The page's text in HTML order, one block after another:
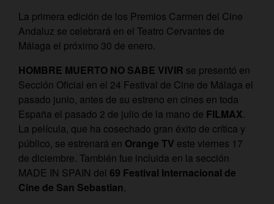
La primera edición de los Premios Carmen del Cine
Andaluz se celebrará en el Teatro Cervantes de
Málaga el próximo 30 de enero.
HOMBRE MUERTO NO SABE VIVIR se presentó en
Sección Oficial en el 24 Festival de Cine de Málaga el
pasado junio, antes de su estreno en cines en toda
España el pasado 2 de julio de la mano de FILMAX.
La película, que ha cosechado gran éxito de crítica y
público, se estrenará en Orange TV este viernes 17
de diciembre. También fue incluida en la sección
MADE IN SPAIN del 69 Festival Internacional de
Cine de San Sebastian,